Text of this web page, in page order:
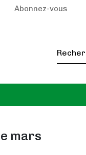
Abonnez-vous
mars